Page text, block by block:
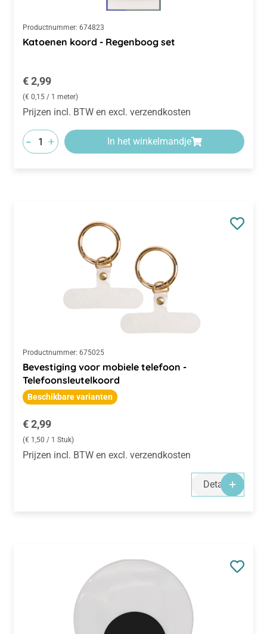
Productnummer: 674823
Katoenen koord - Regenboog set
Normale prijs:
€ 2,99
(€ 0,15 / 1 meter)
Prijzen incl. BTW en excl. verzendkosten
- + In het winkelmandje
Productnummer: 675025
Bevestiging voor mobiele telefoon -
Telefoonsleutelkoord
Beschikbare varianten
Normale prijs:
€ 2,99
(€ 1,50 / 1 Stuk)
Prijzen incl. BTW en excl. verzendkosten
Details